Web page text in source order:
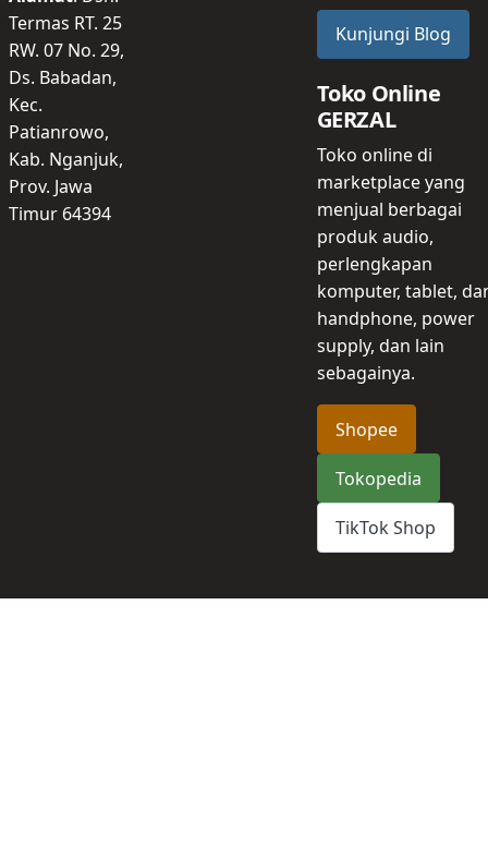
Termas RT. 25
RW. 07 No. 29,
Ds. Babadan,
Kec.
Patianrowo,
Kab. Nganjuk,
Prov. Jawa
Timur 64394
Kunjungi Blog
Toko Online
GERZAL
Toko online di
marketplace yang
menjual berbagai
produk audio,
perlengkapan
komputer, tablet,
handphone, power
supply, dan lain
sebagainya.
Shopee
Tokopedia
TikTok Shop